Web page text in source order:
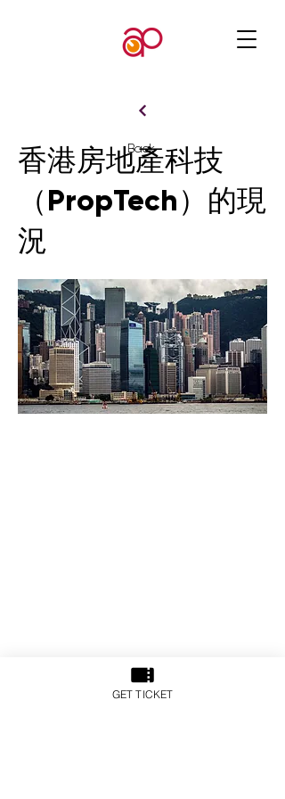
Back
香港房地產科技
（PropTech）的現
況
GET TICKET